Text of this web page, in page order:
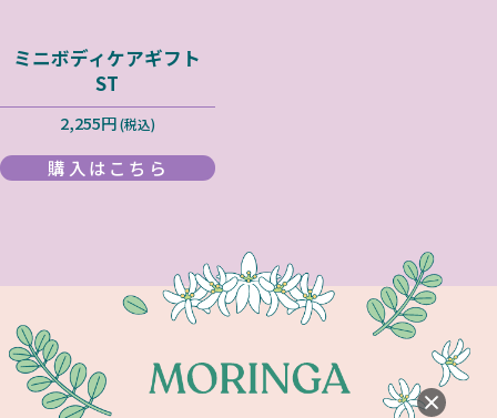
ミニボディケアギフト
ST
2,255円(税込)
購入はこちら